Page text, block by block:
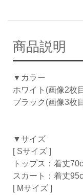
商品説明
▼カラー
ホワイト(画像2枚
ブラック(画像3枚
▼サイズ
[ Sサイズ ]
トップス：着丈
スカート：着丈
[ Mサイズ ]